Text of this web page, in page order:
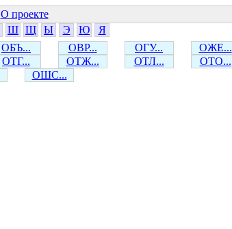
О проекте
Ш Щ Ы Э Ю
Я
ОБЪ... ОВР... ОГУ... ОЖЕ...
ОТГ... ОТЖ... ОТЛ... ОТО...
ОШС...